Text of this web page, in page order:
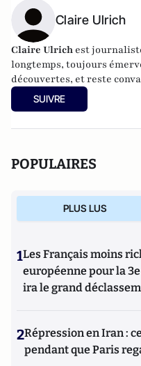
Claire Ulrich
Claire Ulrich est
longtemps, toujours
découvertes, et reste
quelque chose de pas si
communiquent
SUIVRE
POPULAIRES
PLUS LUS
1Les Français moins
européenne pour la
ira le grand
2Répression en Iran :
pendant que Paris